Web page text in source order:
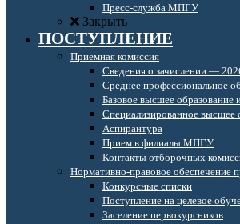
Пресс-служба МПГУ
Закрыть
ПОСТУПЛЕНИЕ
Приемная комиссия
Сведения о зачислении —
Среднее профессиональное
Базовое высшее образование
Специализированное высшее
Аспирантура
Прием в филиалы МПГУ
Контакты отборочных
Нормативно-правовое обеспечение
Конкурсные списки
Поступление на целевое
Заселение первокурсников